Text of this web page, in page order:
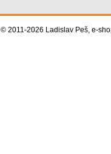
© 2011-2026 Ladislav Peš, e-